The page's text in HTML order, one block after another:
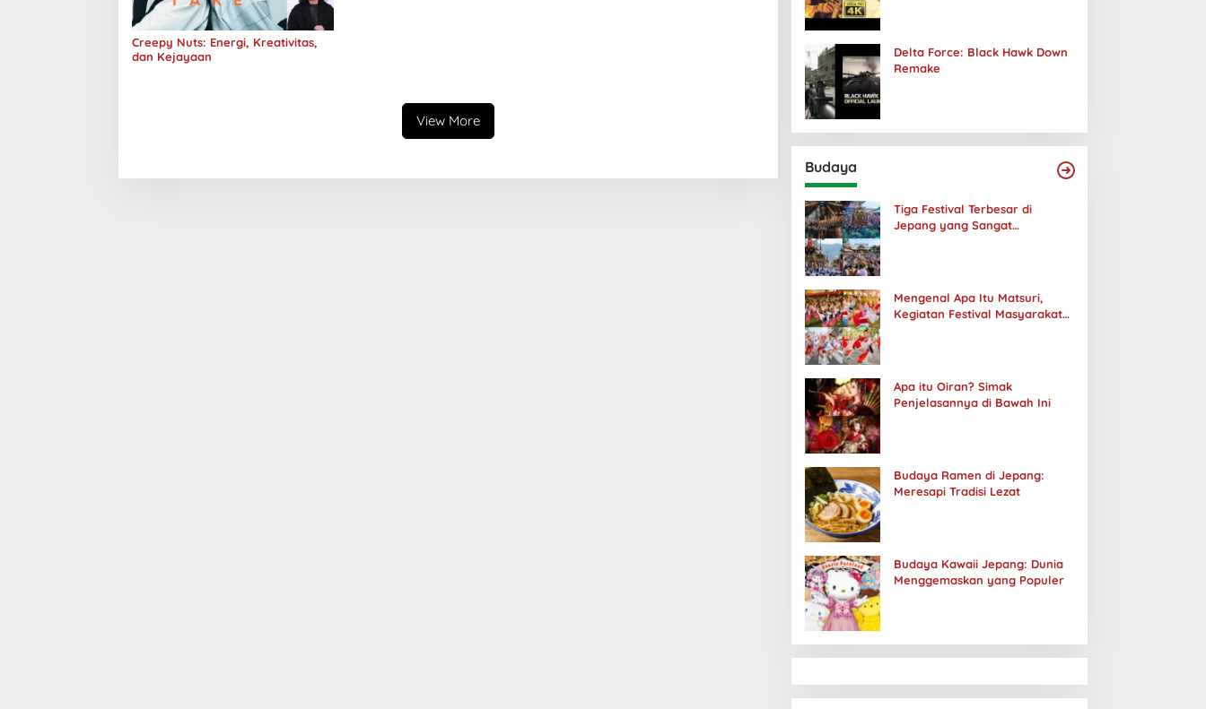
Creepy Nuts: Energi, Kreativitas,
dan Kejayaan
View More
Delta Force: Black Hawk Down
Remake
Budaya
Tiga Festival Terbesar di
Jepang yang Sangat
Mengenal Apa Itu Matsuri,
Kegiatan Festival Masyarakat
Apa itu Oiran? Simak
Penjelasannya di Bawah Ini
Budaya Ramen di Jepang:
Meresapi Tradisi Lezat
Budaya Kawaii Jepang: Dunia
Menggemaskan yang Populer